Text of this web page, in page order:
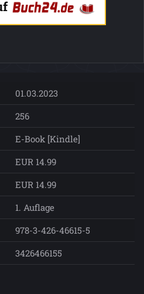
01.03.2023
256
E-Book [Kindle]
EUR 14.99
EUR 14.99
1. Auflage
978-3-426-46615-5
3426466155